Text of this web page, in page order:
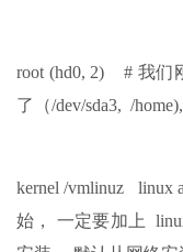
root (hd0, 2)# 我们
了（/dev/sda3, /
kernel /vmlinuz linux
始， 一定要加上